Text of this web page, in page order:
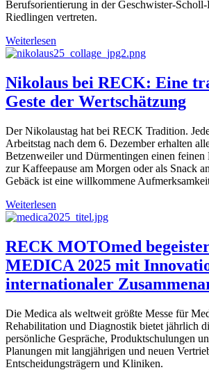
Berufsorientierung in der Geschwister-Scholl-
Riedlingen vertreten.
Weiterlesen
Nikolaus bei RECK: Eine
Geste der Wertschätzung
Der Nikolaustag hat bei RECK Tradition.
Arbeitstag nach dem 6. Dezember erhalten
Betzenweiler und Dürmentingen einen
zur Kaffeepause am Morgen oder als Snack
Gebäck ist eine willkommene
Weiterlesen
RECK MOTOmed
MEDICA 2025 mit
internationaler
Die Medica als weltweit größte Messe für
Rehabilitation und Diagnostik bietet jährlich
persönliche Gespräche, Produktschulungen
Planungen mit langjährigen und neuen
Entscheidungsträgern und Kliniken.